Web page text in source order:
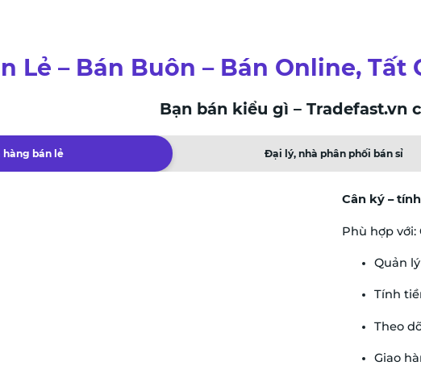
Lẻ – Bán Buôn – Bán Online, Tất
Bạn bán kiểu gì – Tradefast.vn
hàng bán lẻ Đại lý, nhà phân phối bán sỉ
Cân ký –
Phù hợp với:
Quản
Tính
Theo
Giao